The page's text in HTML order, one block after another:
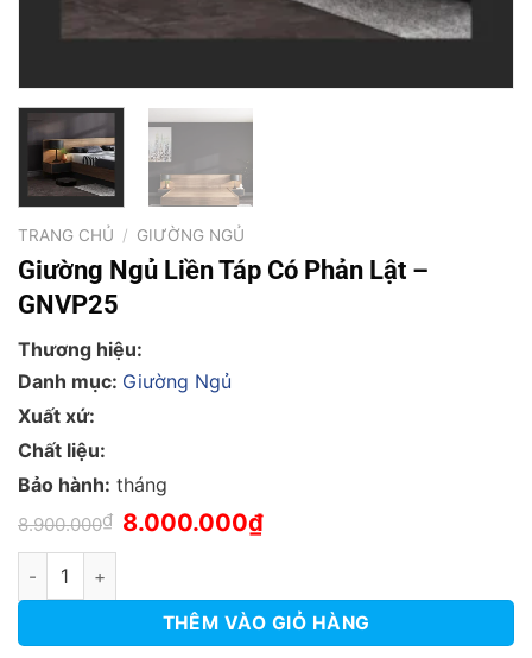
TRANG CHỦ / GIƯỜNG NGỦ
Giường Ngủ Liền Táp Có Phản Lật –
GNVP25
Thương hiệu:
Danh mục: Giường Ngủ
Xuất xứ:
Chất liệu:
Bảo hành: tháng
8.900.000₫ Giá
gốc
8.000.000₫Giá
hiện
Giường Ngủ Liền Táp Có Phản Lật - GNVP25 số lượng
THÊM VÀO GIỎ HÀNG